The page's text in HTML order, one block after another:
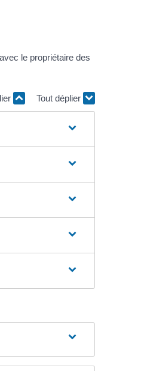
le propriétaire des
Tout déplier